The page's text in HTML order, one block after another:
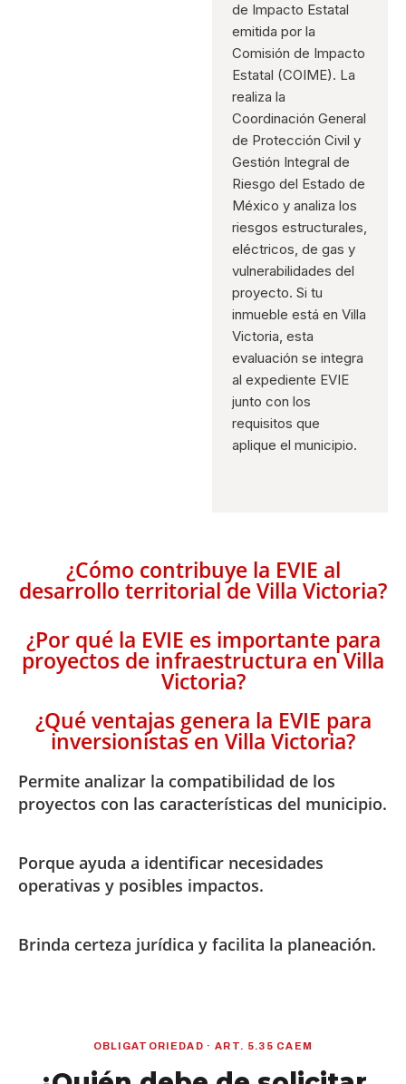
de Impacto Estatal
emitida por la
Comisión de Impacto
Estatal (COIME). La
realiza la
Coordinación General
de Protección Civil y
Gestión Integral de
Riesgo del Estado de
México y analiza los
riesgos estructurales,
eléctricos, de gas y
vulnerabilidades del
proyecto. Si tu
inmueble está en Villa
Victoria, esta
evaluación se integra
al expediente EVIE
junto con los
requisitos que
aplique el municipio.
¿Cómo contribuye la EVIE al
desarrollo territorial de Villa Victoria?
¿Por qué la EVIE es importante para
proyectos de infraestructura en Villa
Victoria?
¿Qué ventajas genera la EVIE para
inversionistas en Villa Victoria?
Permite analizar la compatibilidad de los
proyectos con las características del municipio.
Porque ayuda a identificar necesidades
operativas y posibles impactos.
Brinda certeza jurídica y facilita la planeación.
OBLIGATORIEDAD · ART. 5.35 CAEM